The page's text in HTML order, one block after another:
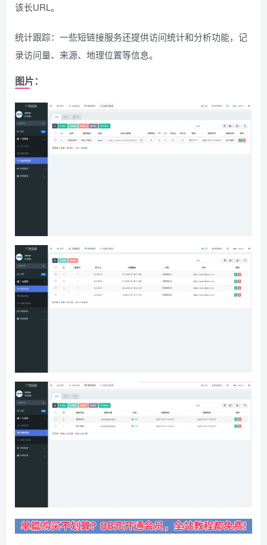
该长URL。
统计跟踪：一些短链接服务还提供访问统计和分析功能，记
录访问量、来源、地理位置等信息。
图片：